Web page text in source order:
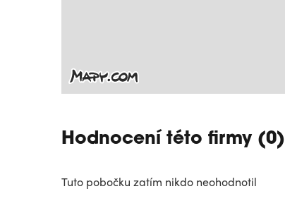
Hodnocení této firmy (0)
Tuto pobočku zatím nikdo neohodnotil